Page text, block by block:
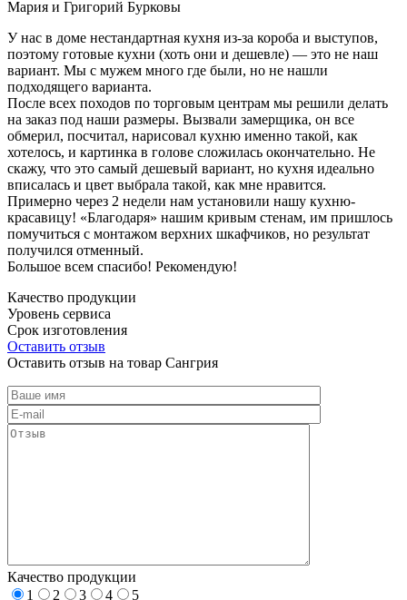
Мария и Григорий Бурковы
У нас в доме нестандартная кухня из-за короба и выступов,
поэтому готовые кухни (хоть они и дешевле) — это не наш
вариант. Мы с мужем много где были, но не нашли
подходящего варианта.
После всех походов по торговым центрам мы решили делать
на заказ под наши размеры. Вызвали замерщика, он все
обмерил, посчитал, нарисовал кухню именно такой, как
хотелось, и картинка в голове сложилась окончательно. Не
скажу, что это самый дешевый вариант, но кухня идеально
вписалась и цвет выбрала такой, как мне нравится.
Примерно через 2 недели нам установили нашу кухню-
красавицу! «Благодаря» нашим кривым стенам, им пришлось
помучиться с монтажом верхних шкафчиков, но результат
получился отменный.
Большое всем спасибо! Рекомендую!
Качество продукции
Уровень сервиса
Срок изготовления
Оставить отзыв
Оставить отзыв на товар Сангрия
Качество продукции
1
2 3 4
5